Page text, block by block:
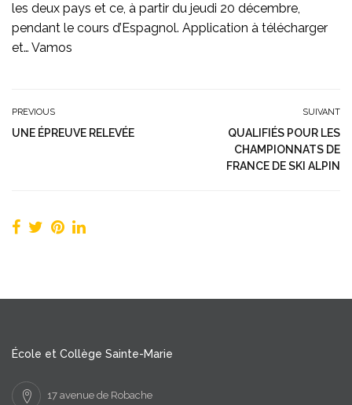
les deux pays et ce, à partir du jeudi 20 décembre,
pendant le cours d’Espagnol. Application à télécharger
et… Vamos
PREVIOUS
UNE ÉPREUVE RELEVÉE
SUIVANT
QUALIFIÉS POUR LES
CHAMPIONNATS DE
FRANCE DE SKI ALPIN
École et Collège Sainte-Marie
17 avenue de Robache